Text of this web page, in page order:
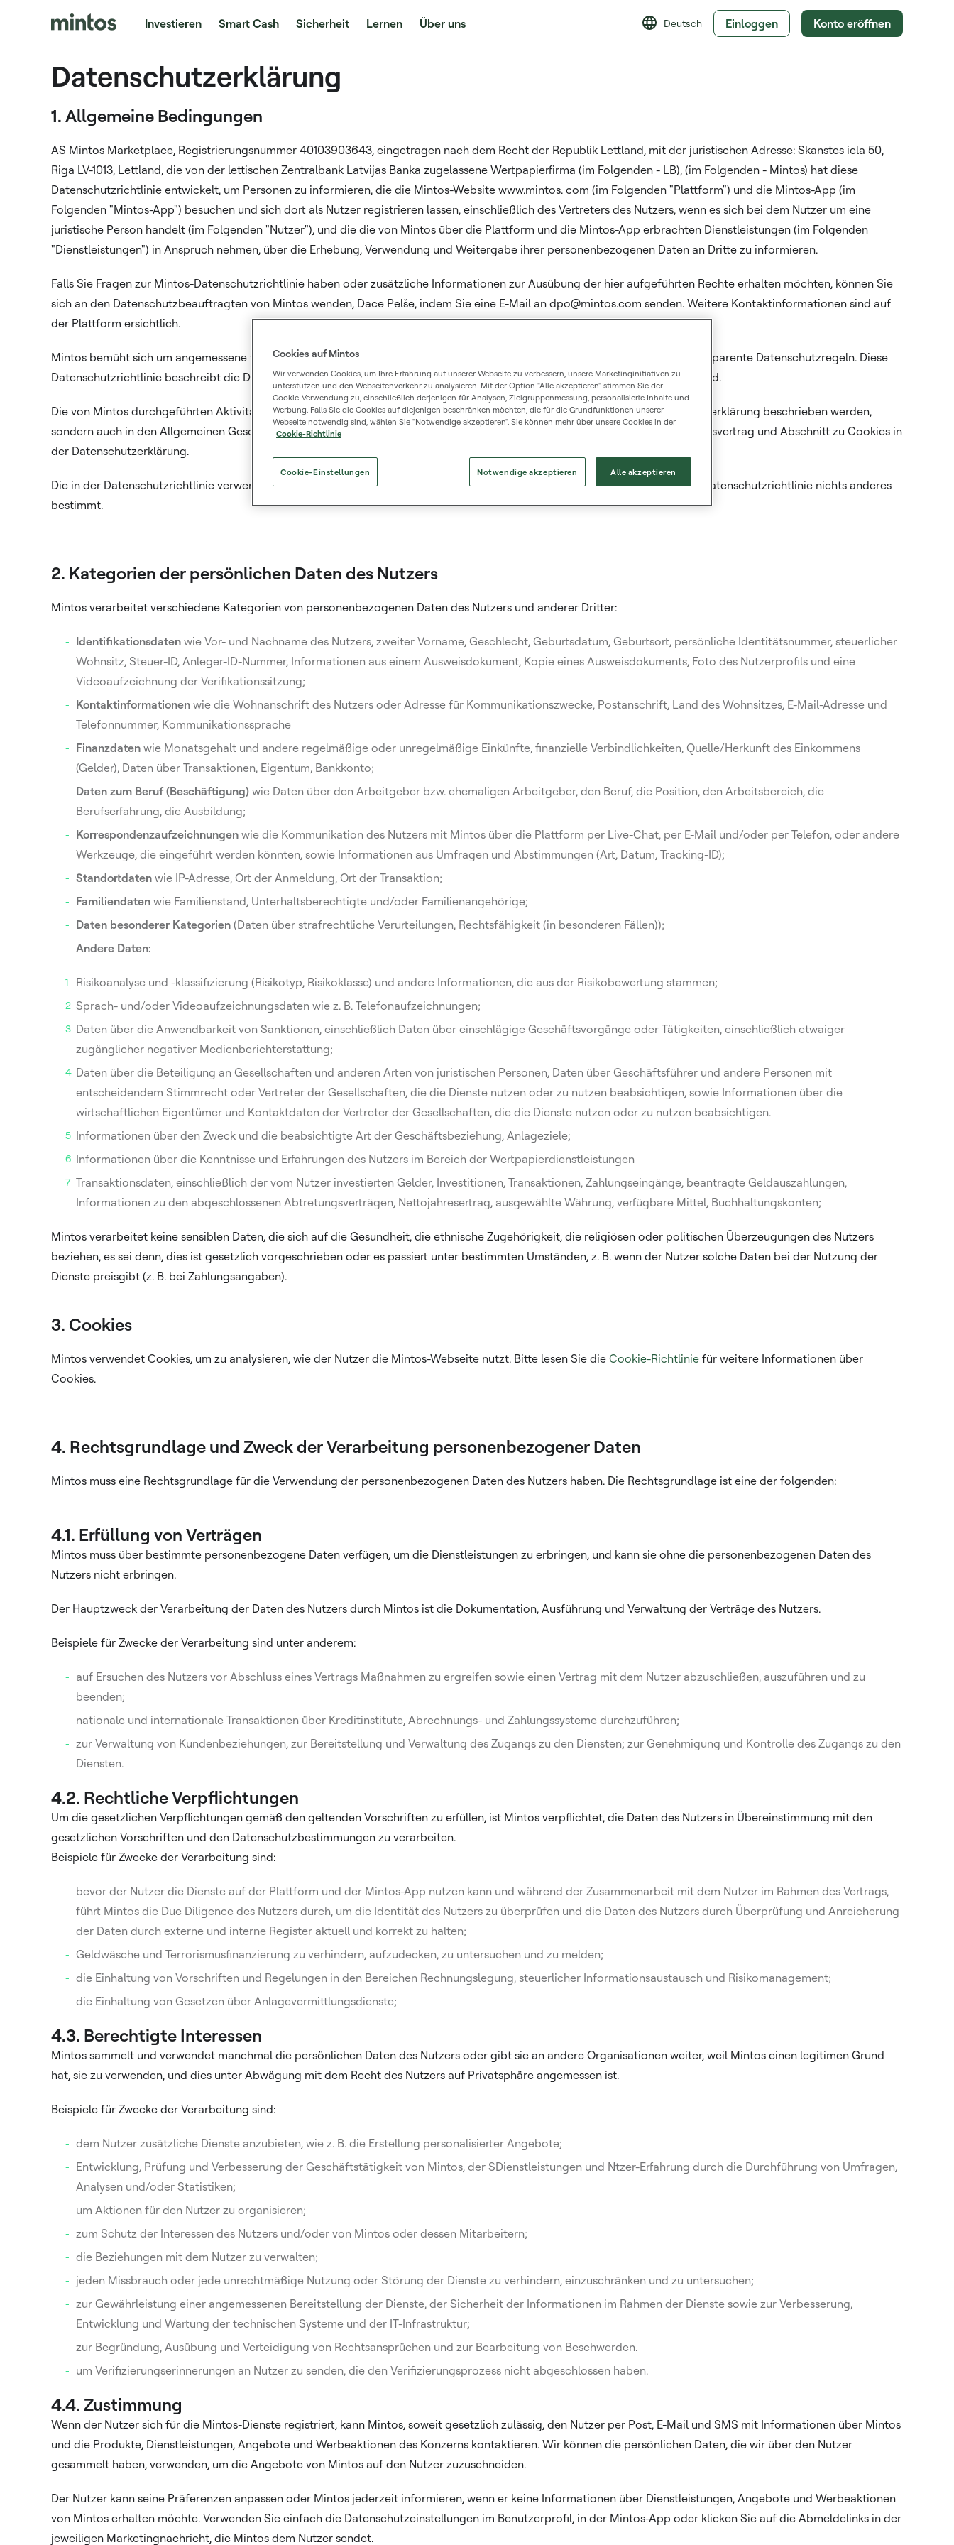
Investieren Smart Cash Sicherheit Lernen Über uns Deutsch Einloggen Konto eröffnen
Datenschutzerklärung
1. Allgemeine Bedingungen
AS Mintos Marketplace, Registrierungsnummer 40103903643, eingetragen nach dem Recht der Republik Lettland, mit der juristischen Adresse: Skanstes iela 50,
Riga LV-1013, Lettland, die von der lettischen Zentralbank Latvijas Banka zugelassene Wertpapierfirma (im Folgenden - LB), (im Folgenden - Mintos) hat diese
Datenschutzrichtlinie entwickelt, um Personen zu informieren, die die Mintos-Website www.mintos. com (im Folgenden "Plattform") und die Mintos-App (im
Folgenden "Mintos-App") besuchen und sich dort als Nutzer registrieren lassen, einschließlich des Vertreters des Nutzers, wenn es sich bei dem Nutzer um eine
juristische Person handelt (im Folgenden "Nutzer"), und die die von Mintos über die Plattform und die Mintos-App erbrachten Dienstleistungen (im Folgenden
"Dienstleistungen") in Anspruch nehmen, über die Erhebung, Verwendung und Weitergabe ihrer personenbezogenen Daten an Dritte zu informieren.
Falls Sie Fragen zur Mintos-Datenschutzrichtlinie haben oder zusätzliche Informationen zur Ausübung der hier aufgeführten Rechte erhalten möchten, können Sie
sich an den Datenschutzbeauftragten von Mintos wenden, Dace Pelše, indem Sie eine E-Mail an dpo@mintos.com senden. Weitere Kontaktinformationen sind auf
der Plattform ersichtlich.
Mintos bemüht sich um angemessene technische und organisatorische Maßnahmen zum Schutz der Nutzerdaten und um transparente Datenschutzregeln. Diese
Datenschutzrichtlinie beschreibt die Datenverarbeitungsaktivitäten von Mintos in Bezug auf Nutzer, die natürliche Personen sind.
Die von Mintos durchgeführten Aktivitäten zur Verarbeitung personenbezogener Daten können nicht nur in dieser Datenschutzerklärung beschrieben werden,
sondern auch in den Allgemeinen Geschäftsbedingungen des Plattform-Nutzervertrags (im Folgenden – Vertrag), im Abtretungsvertrag und Abschnitt zu Cookies in
der Datenschutzerklärung.
Die in der Datenschutzrichtlinie verwendeten Begriffe stimmen mit den im Vertrag verwendeten Begriffen überein, sofern die Datenschutzrichtlinie nichts anderes
bestimmt.
2. Kategorien der persönlichen Daten des Nutzers
Mintos verarbeitet verschiedene Kategorien von personenbezogenen Daten des Nutzers und anderer Dritter:
Identifikationsdaten wie Vor- und Nachname des Nutzers, zweiter Vorname, Geschlecht, Geburtsdatum, Geburtsort, persönliche Identitätsnummer, steuerlicher
Wohnsitz, Steuer-ID, Anleger-ID-Nummer, Informationen aus einem Ausweisdokument, Kopie eines Ausweisdokuments, Foto des Nutzerprofils und eine
Videoaufzeichnung der Verifikationssitzung;
Kontaktinformationen wie die Wohnanschrift des Nutzers oder Adresse für Kommunikationszwecke, Postanschrift, Land des Wohnsitzes, E-Mail-Adresse und
Telefonnummer, Kommunikationssprache
Finanzdaten wie Monatsgehalt und andere regelmäßige oder unregelmäßige Einkünfte, finanzielle Verbindlichkeiten, Quelle/Herkunft des Einkommens
(Gelder), Daten über Transaktionen, Eigentum, Bankkonto;
Daten zum Beruf (Beschäftigung) wie Daten über den Arbeitgeber bzw. ehemaligen Arbeitgeber, den Beruf, die Position, den Arbeitsbereich, die
Berufserfahrung, die Ausbildung;
Korrespondenzaufzeichnungen wie die Kommunikation des Nutzers mit Mintos über die Plattform per Live-Chat, per E-Mail und/oder per Telefon, oder andere
Werkzeuge, die eingeführt werden könnten, sowie Informationen aus Umfragen und Abstimmungen (Art, Datum, Tracking-ID);
Standortdaten wie IP-Adresse, Ort der Anmeldung, Ort der Transaktion;
Familiendaten wie Familienstand, Unterhaltsberechtigte und/oder Familienangehörige;
Daten besonderer Kategorien (Daten über strafrechtliche Verurteilungen, Rechtsfähigkeit (in besonderen Fällen));
Andere Daten:
Risikoanalyse und -klassifizierung (Risikotyp, Risikoklasse) und andere Informationen, die aus der Risikobewertung stammen;
Sprach- und/oder Videoaufzeichnungsdaten wie z. B. Telefonaufzeichnungen;
Daten über die Anwendbarkeit von Sanktionen, einschließlich Daten über einschlägige Geschäftsvorgänge oder Tätigkeiten, einschließlich etwaiger
zugänglicher negativer Medienberichterstattung;
Daten über die Beteiligung an Gesellschaften und anderen Arten von juristischen Personen, Daten über Geschäftsführer und andere Personen mit
entscheidendem Stimmrecht oder Vertreter der Gesellschaften, die die Dienste nutzen oder zu nutzen beabsichtigen, sowie Informationen über die
wirtschaftlichen Eigentümer und Kontaktdaten der Vertreter der Gesellschaften, die die Dienste nutzen oder zu nutzen beabsichtigen.
Informationen über den Zweck und die beabsichtigte Art der Geschäftsbeziehung, Anlageziele;
Informationen über die Kenntnisse und Erfahrungen des Nutzers im Bereich der Wertpapierdienstleistungen
Transaktionsdaten, einschließlich der vom Nutzer investierten Gelder, Investitionen, Transaktionen, Zahlungseingänge, beantragte Geldauszahlungen,
Informationen zu den abgeschlossenen Abtretungsverträgen, Nettojahresertrag, ausgewählte Währung, verfügbare Mittel, Buchhaltungskonten;
Mintos verarbeitet keine sensiblen Daten, die sich auf die Gesundheit, die ethnische Zugehörigkeit, die religiösen oder politischen Überzeugungen des Nutzers
beziehen, es sei denn, dies ist gesetzlich vorgeschrieben oder es passiert unter bestimmten Umständen, z. B. wenn der Nutzer solche Daten bei der Nutzung der
Dienste preisgibt (z. B. bei Zahlungsangaben).
3. Cookies
Mintos verwendet Cookies, um zu analysieren, wie der Nutzer die Mintos-Webseite nutzt. Bitte lesen Sie die Cookie-Richtlinie für weitere Informationen über
Cookies.
4. Rechtsgrundlage und Zweck der Verarbeitung personenbezogener Daten
Mintos muss eine Rechtsgrundlage für die Verwendung der personenbezogenen Daten des Nutzers haben. Die Rechtsgrundlage ist eine der folgenden:
4.1. Erfüllung von Verträgen
Mintos muss über bestimmte personenbezogene Daten verfügen, um die Dienstleistungen zu erbringen, und kann sie ohne die personenbezogenen Daten des
Nutzers nicht erbringen.
Der Hauptzweck der Verarbeitung der Daten des Nutzers durch Mintos ist die Dokumentation, Ausführung und Verwaltung der Verträge des Nutzers.
Beispiele für Zwecke der Verarbeitung sind unter anderem:
auf Ersuchen des Nutzers vor Abschluss eines Vertrags Maßnahmen zu ergreifen sowie einen Vertrag mit dem Nutzer abzuschließen, auszuführen und zu
beenden;
nationale und internationale Transaktionen über Kreditinstitute, Abrechnungs- und Zahlungssysteme durchzuführen;
zur Verwaltung von Kundenbeziehungen, zur Bereitstellung und Verwaltung des Zugangs zu den Diensten; zur Genehmigung und Kontrolle des Zugangs zu den
Diensten.
4.2. Rechtliche Verpflichtungen
Um die gesetzlichen Verpflichtungen gemäß den geltenden Vorschriften zu erfüllen, ist Mintos verpflichtet, die Daten des Nutzers in Übereinstimmung mit den
gesetzlichen Vorschriften und den Datenschutzbestimmungen zu verarbeiten.
Beispiele für Zwecke der Verarbeitung sind:
bevor der Nutzer die Dienste auf der Plattform und der Mintos-App nutzen kann und während der Zusammenarbeit mit dem Nutzer im Rahmen des Vertrags,
führt Mintos die Due Diligence des Nutzers durch, um die Identität des Nutzers zu überprüfen und die Daten des Nutzers durch Überprüfung und Anreicherung
der Daten durch externe und interne Register aktuell und korrekt zu halten;
Geldwäsche und Terrorismusfinanzierung zu verhindern, aufzudecken, zu untersuchen und zu melden;
die Einhaltung von Vorschriften und Regelungen in den Bereichen Rechnungslegung, steuerlicher Informationsaustausch und Risikomanagement;
die Einhaltung von Gesetzen über Anlagevermittlungsdienste;
4.3. Berechtigte Interessen
Mintos sammelt und verwendet manchmal die persönlichen Daten des Nutzers oder gibt sie an andere Organisationen weiter, weil Mintos einen legitimen Grund
hat, sie zu verwenden, und dies unter Abwägung mit dem Recht des Nutzers auf Privatsphäre angemessen ist.
Beispiele für Zwecke der Verarbeitung sind:
dem Nutzer zusätzliche Dienste anzubieten, wie z. B. die Erstellung personalisierter Angebote;
Entwicklung, Prüfung und Verbesserung der Geschäftstätigkeit von Mintos, der SDienstleistungen und Ntzer-Erfahrung durch die Durchführung von Umfragen,
Analysen und/oder Statistiken;
um Aktionen für den Nutzer zu organisieren;
zum Schutz der Interessen des Nutzers und/oder von Mintos oder dessen Mitarbeitern;
die Beziehungen mit dem Nutzer zu verwalten;
jeden Missbrauch oder jede unrechtmäßige Nutzung oder Störung der Dienste zu verhindern, einzuschränken und zu untersuchen;
zur Gewährleistung einer angemessenen Bereitstellung der Dienste, der Sicherheit der Informationen im Rahmen der Dienste sowie zur Verbesserung,
Entwicklung und Wartung der technischen Systeme und der IT-Infrastruktur;
zur Begründung, Ausübung und Verteidigung von Rechtsansprüchen und zur Bearbeitung von Beschwerden.
um Verifizierungserinnerungen an Nutzer zu senden, die den Verifizierungsprozess nicht abgeschlossen haben.
4.4. Zustimmung
Wenn der Nutzer sich für die Mintos-Dienste registriert, kann Mintos, soweit gesetzlich zulässig, den Nutzer per Post, E-Mail und SMS mit Informationen über Mintos
und die Produkte, Dienstleistungen, Angebote und Werbeaktionen des Konzerns kontaktieren. Wir können die persönlichen Daten, die wir über den Nutzer
gesammelt haben, verwenden, um die Angebote von Mintos auf den Nutzer zuzuschneiden.
Der Nutzer kann seine Präferenzen anpassen oder Mintos jederzeit informieren, wenn er keine Informationen über Dienstleistungen, Angebote und Werbeaktionen
von Mintos erhalten möchte. Verwenden Sie einfach die Datenschutzeinstellungen im Benutzerprofil, in der Mintos-App oder klicken Sie auf die Abmeldelinks in der
jeweiligen Marketingnachricht, die Mintos dem Nutzer sendet.
Cookies auf Mintos
Wir verwenden Cookies, um Ihre Erfahrung auf unserer Webseite zu verbessern, unsere Marketinginitiativen zu
unterstützen und den Webseitenverkehr zu analysieren. Mit der Option "Alle akzeptieren" stimmen Sie der
Cookie-Verwendung zu, einschließlich derjenigen für Analysen, Zielgruppenmessung, personalisierte Inhalte und
Werbung. Falls Sie die Cookies auf diejenigen beschränken möchten, die für die Grundfunktionen unserer
Webseite notwendig sind, wählen Sie "Notwendige akzeptieren". Sie können mehr über unsere Cookies in der
Cookie-Richtlinie
Cookie-Einstellungen Notwendige akzeptieren Alle akzeptieren